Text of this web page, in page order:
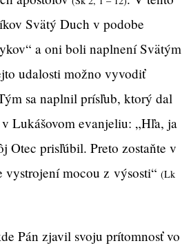
Svätý Duch v podobe
a oni boli naplnení Svätým
udalosti možno vyvodiť
sa naplnil prísľub, ktorý dal
Lukášovom evanjeliu: „Hľa, ja
Otec prisľúbil. Preto zostaňte v
vystrojení mocou z výsosti“ (Lk
Pán zjavil svoju prítomnosť vo